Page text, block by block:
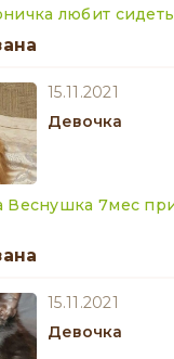
любит
15.11.2021
девочка
7мес
15.11.2021
девочка